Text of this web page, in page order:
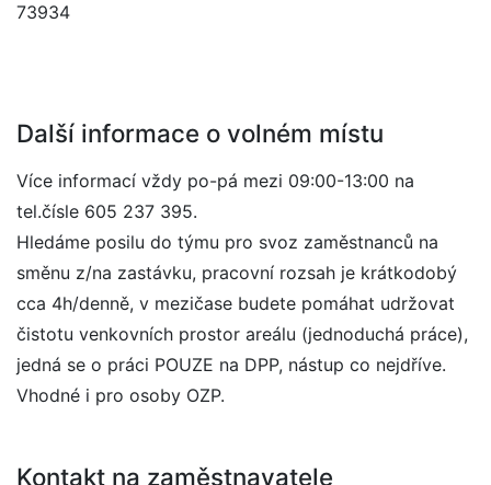
73934
Další informace o volném místu
Více informací vždy po-pá mezi 09:00-13:00 na
tel.čísle 605 237 395.
Hledáme posilu do týmu pro svoz zaměstnanců na
směnu z/na zastávku, pracovní rozsah je krátkodobý
cca 4h/denně, v mezičase budete pomáhat udržovat
čistotu venkovních prostor areálu (jednoduchá práce),
jedná se o práci POUZE na DPP, nástup co nejdříve.
Vhodné i pro osoby OZP.
Kontakt na zaměstnavatele